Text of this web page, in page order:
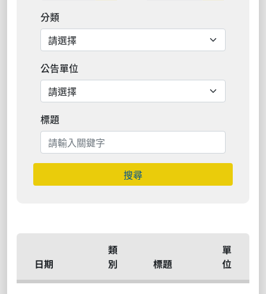
分類
公告單位
標題
搜尋
日期
類
別
標題
單
位